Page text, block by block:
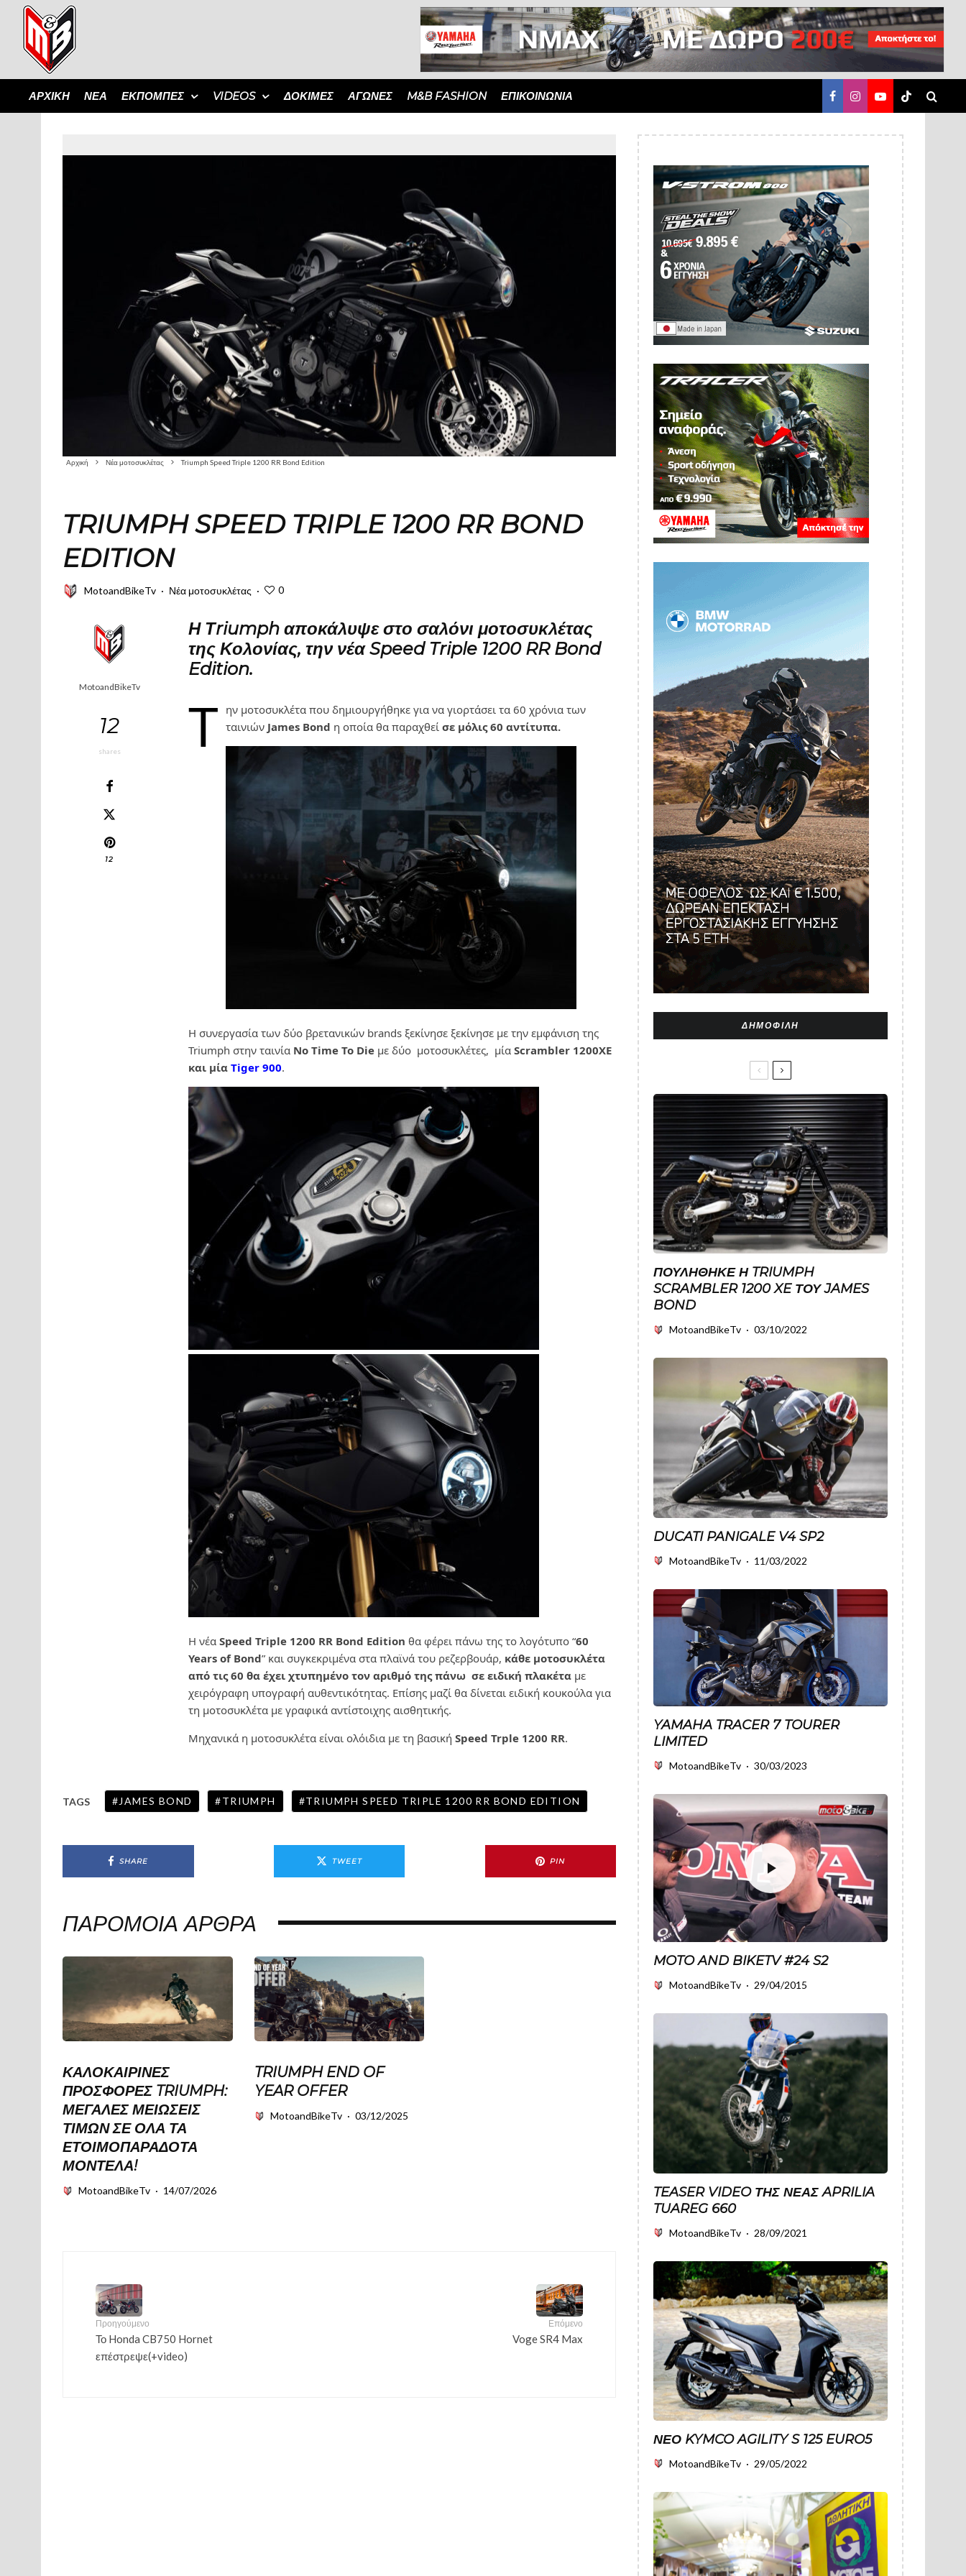
ΑΡΧΙΚΗ ΝΕΑ ΕΚΠΟΜΠΈΣ VIDEOS ΔΟΚΙΜΈΣ ΑΓΏΝΕΣ M&B FASHION ΕΠΙΚΟΙΝΩΝΙΑ
Αρχική Νέα μοτοσυκλέτας Triumph Speed Triple 1200 RR Bond Edition
TRIUMPH SPEED TRIPLE 1200 RR BOND
EDITION
MotoandBikeTv · Νέα μοτοσυκλέτας · 0
MotoandBikeTv
12
shares
12
Η Τriumph αποκάλυψε στο σαλόνι μοτοσυκλέτας
της Κολονίας, την νέαSpeed Triple 1200 RR Bond
Edition.
Τ ην μοτοσυκλέτα που δημιουργήθηκε για να γιορτάσει τα 60 χρόνια των
ταινιών James Bond η οποία θα παραχθεί σε μόλις 60 αντίτυπα.
H συνεργασία των δύο βρετανικών brands ξεκίνησε ξεκίνησε με την εμφάνιση της
Triumph στην ταινία No Time To Die με δύο μοτοσυκλέτες, μία Scrambler 1200XE
και μία Tiger 900.
Η νέα Speed Triple 1200 RR Bond Edition θα φέρει πάνω της το λογότυπο “60
Years of Bond” και συγκεκριμένα στα πλαϊνά του ρεζερβουάρ, κάθε μοτοσυκλέτα
από τις 60 θα έχει χτυπημένο τον αριθμό της πάνω σε ειδική πλακέτα με
χειρόγραφη υπογραφή αυθεντικότητας. Επίσης μαζί θα δίνεται ειδική κουκούλα για
τη μοτοσυκλέτα με γραφικά αντίστοιχης αισθητικής.
Μηχανικά η μοτοσυκλέτα είναι ολόιδια με τη βασική Speed Trple 1200 RR.
TAGS JAMES BOND TRIUMPH TRIUMPH SPEED TRIPLE 1200 RR BOND EDITION
SHARE TWEET PIN
ΠΑΡΌΜΟΙΑ ΆΡΘΡΑ
ΚΑΛΟΚΑΙΡΙΝΈΣ
ΠΡΟΣΦΟΡΈΣ TRIUMPH:
ΜΕΓΆΛΕΣ ΜΕΙΏΣΕΙΣ
ΤΙΜΏΝ ΣΕ ΌΛΑ ΤΑ
ΕΤΟΙΜΟΠΑΡΆΔΟΤΑ
ΜΟΝΤΈΛΑ!
MotoandBikeTv · 14/07/2026
TRIUMPH END OF
YEAR OFFER
MotoandBikeTv · 03/12/2025
Προηγούμενο
Το Honda CB750 Hornet
επέστρεψε(+video)
Επόμενο
Voge SR4 Max
ΔΗΜΟΦΙΛΉ
ΠΟΥΛΉΘΗΚΕ Η TRIUMPH
SCRAMBLER 1200 XE ΤΟΥ JAMES
BOND
MotoandBikeTv · 03/10/2022
DUCATI PANIGALE V4 SP2
MotoandBikeTv · 11/03/2022
YAMAHA TRACER 7 TOURER
LIMITED
MotoandBikeTv · 30/03/2023
MOTO AND BIKETV #24 S2
MotoandBikeTv · 29/04/2015
TEASER VIDEO ΤΗΣ ΝΈΑΣ APRILIA
TUAREG 660
MotoandBikeTv · 28/09/2021
ΝΈΟ KYMCO AGILITY S 125 EURO5
MotoandBikeTv · 29/05/2022